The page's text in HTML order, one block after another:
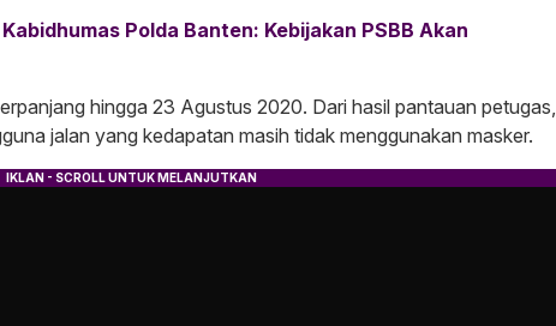
Polda Banten: Kebijakan PSBB Akan
hingga 23 Agustus 2020. Dari hasil pantauan petugas,
jalan yang kedapatan masih tidak menggunakan masker.